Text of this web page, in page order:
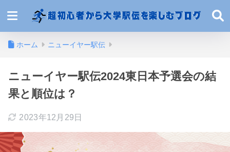
ホーム ニューイヤー駅伝
ニューイヤー駅伝2024東日本予選会の結
果と順位は？
2023年12月29日